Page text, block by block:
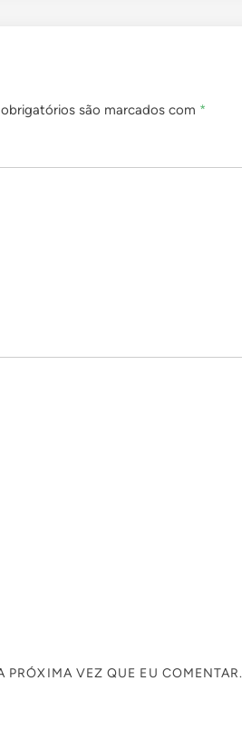
são marcados com *
PRÓXIMA VEZ QUE EU COMENTAR.